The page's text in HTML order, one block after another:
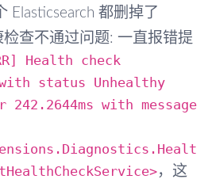
Elasticsearch 都删掉了
检查不通过问题: 一直报错提
Health check
status Unhealthy
with message
，这